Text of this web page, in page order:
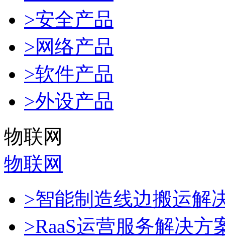
>安全产品
>网络产品
>软件产品
>外设产品
物联网
物联网
>智能制造线边搬运解
>RaaS运营服务解决方